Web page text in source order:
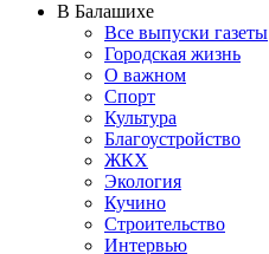
В Балашихе
Все выпуски газеты
Городская жизнь
О важном
Спорт
Культура
Благоустройство
ЖКХ
Экология
Кучино
Строительство
Интервью